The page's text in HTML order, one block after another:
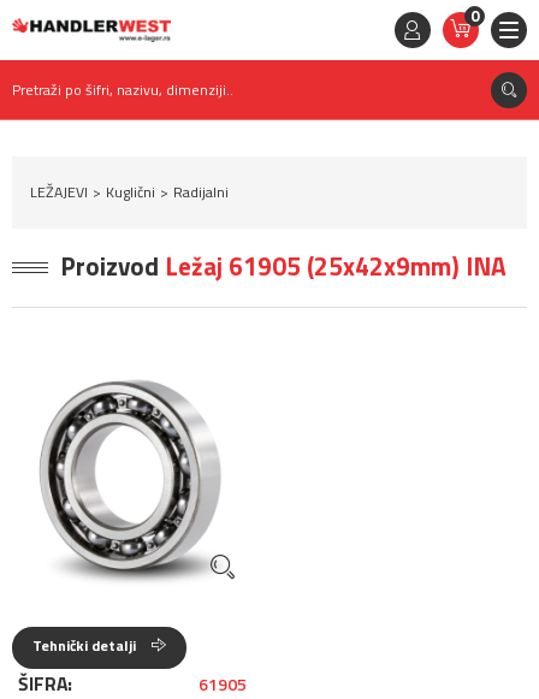
0
STAVKE
0,
RSD
Pretraži po šifri, nazivu, dimenziji..
LEŽAJEVI Kuglični Radijalni
Proizvod Ležaj 61905 (25x42x9mm) INA
Tehnički detalji
ŠIFRA: 61905